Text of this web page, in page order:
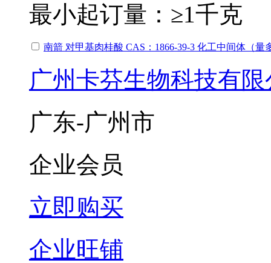
最小起订量： ≥1千克
南箭 对甲基肉桂酸 CAS：1866-39-3 化工中间体（
广州卡芬生物科技有
广东-广州市
企业会员
立即购买
企业旺铺